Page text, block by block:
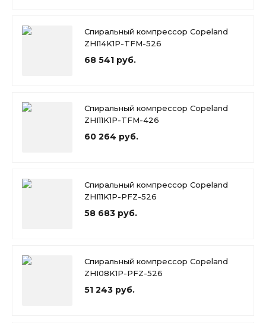
Спиральный компрессор Copeland
ZHI14K1P-TFM-526
68 541 руб.
Спиральный компрессор Copeland
ZHI11K1P-TFM-426
60 264 руб.
Спиральный компрессор Copeland
ZHI11K1P-PFZ-526
58 683 руб.
Спиральный компрессор Copeland
ZHI08K1P-PFZ-526
51 243 руб.